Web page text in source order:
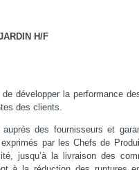
H/F
développer la performance
des clients.
des fournisseurs et
par les Chefs de
jusqu’à la livraison des